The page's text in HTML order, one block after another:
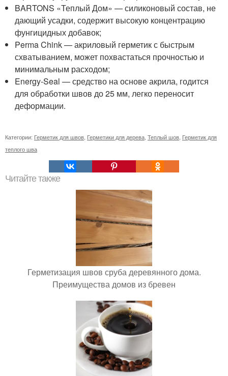
BARTONS «Теплый Дом» — силиконовый состав, не
дающий усадки, содержит высокую концентрацию
фунгицидных добавок;
Perma Chink — акриловый герметик с быстрым
схватыванием, может похвастаться прочностью и
минимальным расходом;
Energy-Seal — средство на основе акрила, годится
для обработки швов до 25 мм, легко переносит
деформации.
Категории: Герметик для швов Герметики для дерева Теплый шов Герметик для
теплого шва
Читайте также
Герметизация швов сруба деревянного дома.
Преимущества домов из бревен